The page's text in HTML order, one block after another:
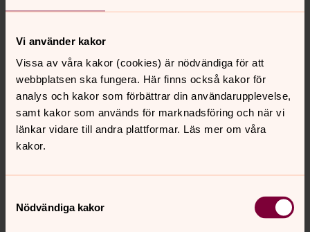
Vi använder kakor
Vissa av våra kakor (cookies) är nödvändiga för att
webbplatsen ska fungera. Här finns också kakor för
analys och kakor som förbättrar din användarupplevelse,
samt kakor som används för marknadsföring och när vi
länkar vidare till andra plattformar. Läs mer om våra
kakor.
Nödvändiga kakor
Lena Ljungström
Teamledare Kornet, Söderledskyrkan